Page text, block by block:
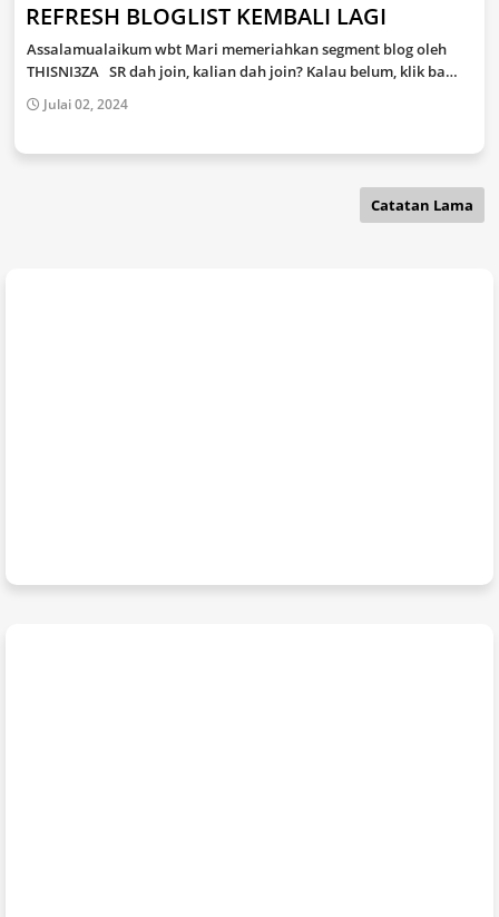
REFRESH BLOGLIST KEMBALI LAGI
Assalamualaikum wbt Mari memeriahkan segment blog oleh
THISNI3ZA SR dah join, kalian dah join? Kalau belum, klik ba…
Julai 02, 2024
Catatan Lama